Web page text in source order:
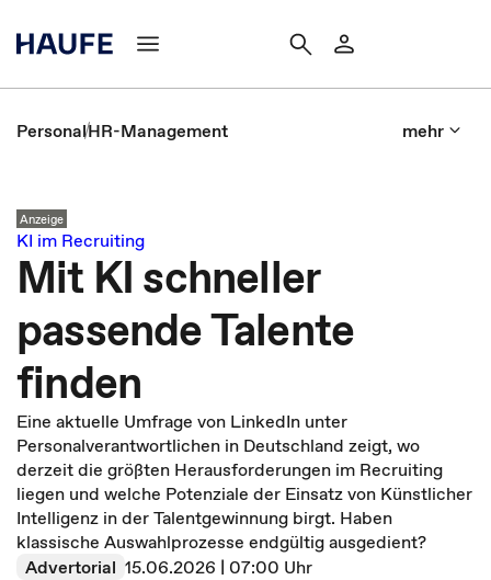
PersonalHR-Management mehr
Anzeige
KI im Recruiting
Mit KI schneller
passende Talente
finden
Eine aktuelle Umfrage von LinkedIn unter
Personalverantwortlichen in Deutschland zeigt, wo
derzeit die größten Herausforderungen im Recruiting
liegen und welche Potenziale der Einsatz von Künstlicher
Intelligenz in der Talentgewinnung birgt. Haben
klassische Auswahlprozesse endgültig ausgedient?
Advertorial 15.06.2026 | 07:00 Uhr